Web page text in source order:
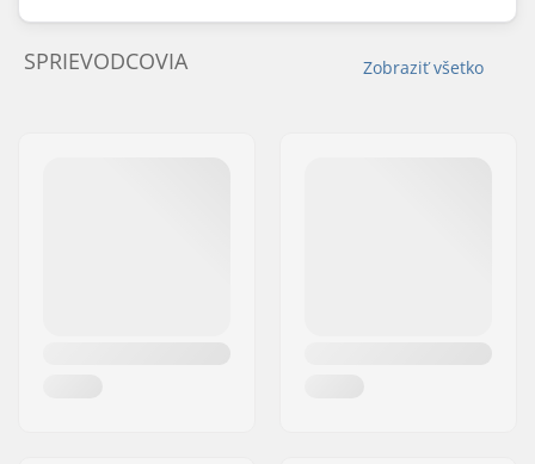
Zobraziť všetko
SPRIEVODCOVIA